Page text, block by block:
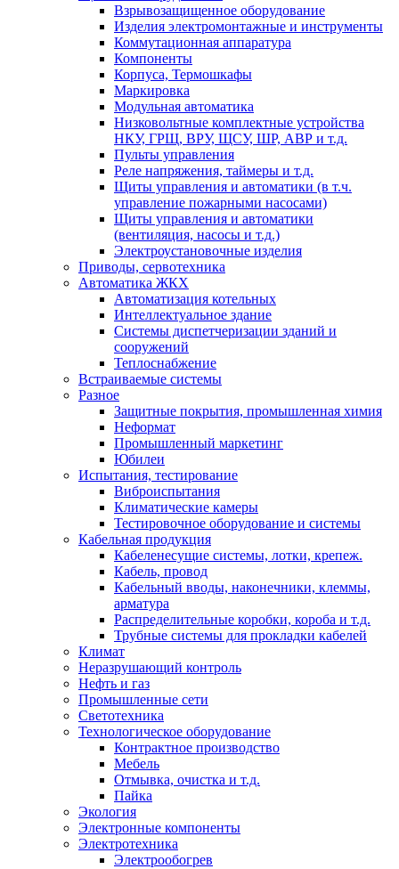
Взрывозащищенное оборудование
Изделия электромонтажные и инструменты
Коммутационная аппаратура
Компоненты
Корпуса, Термошкафы
Маркировка
Модульная автоматика
Низковольтные комплектные устройства
НКУ, ГРЩ, ВРУ, ЩСУ, ШР, АВР и т.д.
Пульты управления
Реле напряжения, таймеры и т.д.
Щиты управления и автоматики (в т.ч.
управление пожарными насосами)
Щиты управления и автоматики
(вентиляция, насосы и т.д.)
Электроустановочные изделия
Приводы, сервотехника
Автоматика ЖКХ
Автоматизация котельных
Интеллектуальное здание
Системы диспетчеризации зданий и
сооружений
Теплоснабжение
Встраиваемые системы
Разное
Защитные покрытия, промышленная химия
Неформат
Промышленный маркетинг
Юбилеи
Испытания, тестирование
Виброиспытания
Климатические камеры
Тестировочное оборудование и системы
Кабельная продукция
Кабеленесущие системы, лотки, крепеж.
Кабель, провод
Кабельный вводы, наконечники, клеммы,
арматура
Распределительные коробки, короба и т.д.
Трубные системы для прокладки кабелей
Климат
Неразрушающий контроль
Нефть и газ
Промышленные сети
Светотехника
Технологическое оборудование
Контрактное производство
Мебель
Отмывка, очистка и т.д.
Пайка
Экология
Электронные компоненты
Электротехника
Электрообогрев